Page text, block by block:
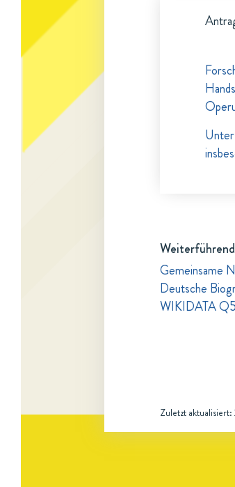
Gemeinsame
Deutsche
WIKIDATA
Zuletzt aktualisiert: